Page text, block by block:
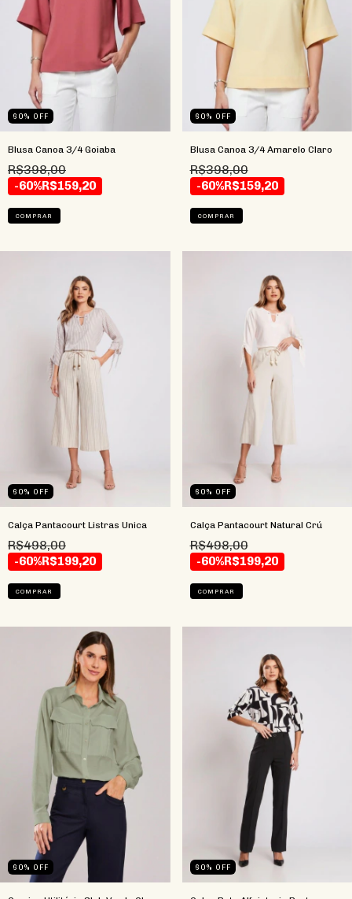
60% OFF
Blusa Canoa 3/4 Goiaba
R$398,00
-60%R$159,20
COMPRAR
60% OFF
Blusa Canoa 3/4 Amarelo Claro
R$398,00
-60%R$159,20
COMPRAR
60% OFF
Calça Pantacourt Listras Unica
R$498,00
-60%R$199,20
COMPRAR
60% OFF
Calça Pantacourt Natural Crú
R$498,00
-60%R$199,20
COMPRAR
60% OFF 60% OFF